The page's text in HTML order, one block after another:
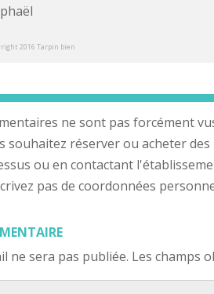
2016 Tarpin bien
ne sont pas forcément
souhaitez réserver ou acheter
ou en contactant
pas de coordonnées
ne sera pas publiée. Les champs